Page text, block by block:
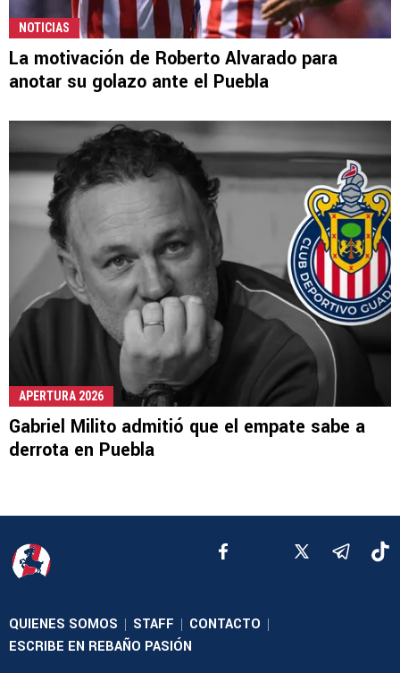
NOTICIAS
La motivación de Roberto Alvarado para
anotar su golazo ante el Puebla
APERTURA 2026
Gabriel Milito admitió que el empate sabe a
derrota en Puebla
QUIENES SOMOS | STAFF | CONTACTO |
ESCRIBE EN REBAÑO PASIÓN